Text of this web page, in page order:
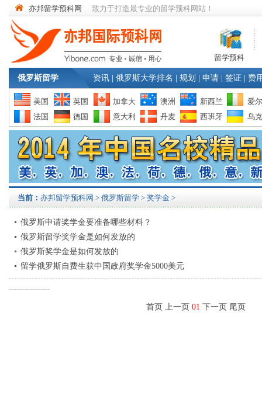
亦邦留学预科网 致力于打造最专业的留学预科网站！
留学预科
俄罗斯留学 资讯 俄罗斯大学排名 规划 申请 签证 费
美国 英国 加拿大 澳洲 新西兰
爱
法国
德国 意大利 丹麦 西班牙 乌
当前： 亦邦留学预科网 > 俄罗斯留学 > 奖学金 >
俄罗斯申请奖学金要准备哪些材料？
俄罗斯留学奖学金是如何发放的
俄罗斯奖学金是如何发放的
留学俄罗斯自费生获中国政府奖学金5000美元
首页 上一页 01 下一页 尾页